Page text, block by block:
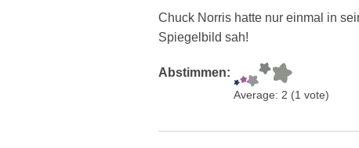
Chuck Norris hatte nur einmal in
Spiegelbild sah!
Abstimmen:
Average: 2 (1 vote)